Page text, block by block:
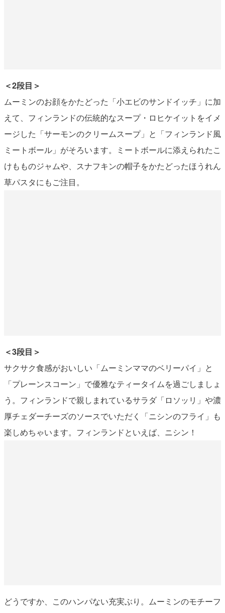
＜2段目＞
ムーミンのお顔をかたどった「小エビのサンドイッチ」に加
えて、フィンランドの伝統的なスープ・ロヒケイットをイメ
ージした「サーモンのクリームスープ」と「フィンランド風
ミートボール」がそろいます。ミートボールに添えられたこ
けもものジャムや、スナフキンの帽子をかたどったほうれん
草パスタにもご注目。
＜3段目＞
サクサク食感がおいしい「ムーミンママのベリーパイ」と
「プレーンスコーン」で優雅なティータイムを過ごしましょ
う。フィンランドで親しまれているサラダ「ロソッリ」や濃
厚チェダーチーズのソースでいただく「ニシンのフライ」も
楽しめちゃいます。フィンランドといえば、ニシン！
どうですか、このハンパない充実ぶり。ムーミンのモチーフ